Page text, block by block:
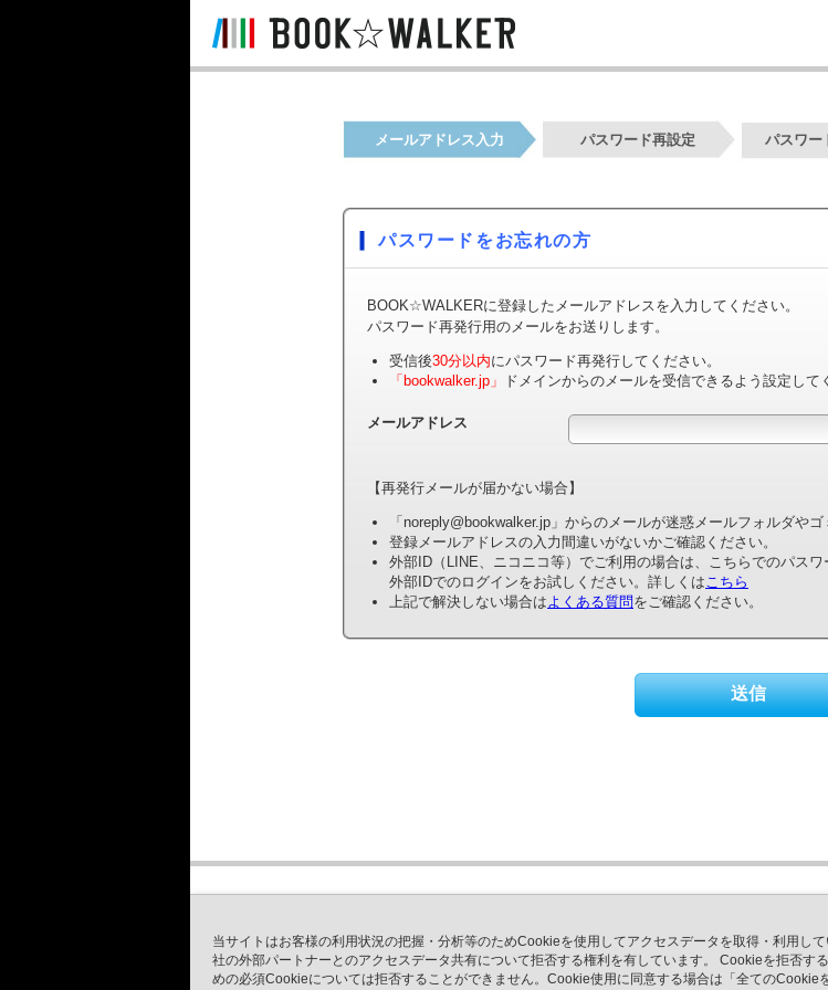
メールアドレス入力 パスワード再設定 パスワー
パスワードをお忘れの方
BOOK☆WALKERに登録したメールアドレスを入力してください。
パスワード再発行用のメールをお送りします。
受信後30分以内にパスワード再発行してください。
「bookwalker.jp」
ドメインからのメールを受信できるよう設定して
メールアドレス
【再発行メールが届かない場合】
「noreply@bookwalker.jp」からのメールが迷惑メールフォルダや
登録メールアドレスの入力間違いがないかご確認ください。
外部ID（LINE、ニコニコ等）でご利用の場合は、こちらでのパスワ
外部IDでのログインをお試しください。詳しくは こちら
上記で解決しない場合は よくある質問をご確認ください。
当サイトはお客様の利用状況の把握・分析等のためCookieを使用してアクセスデータを取得・利用
社の外部パートナーとのアクセスデータ共有について拒否する権利を有しています。 Cookieを拒否
めの必須Cookieについては拒否することができません。Cookie使用に同意する場合は「全ての